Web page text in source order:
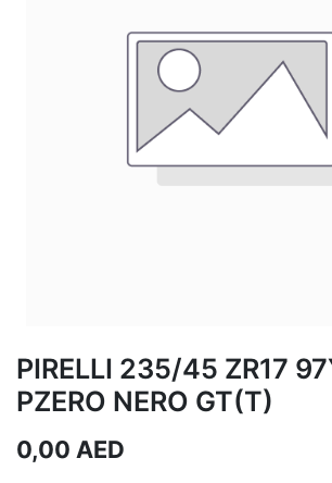
PIRELLI 235/45 ZR17
PZERO NERO GT(T)
0,00 AED